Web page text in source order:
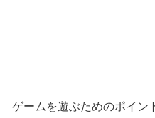
ゲームを遊ぶためのポイン